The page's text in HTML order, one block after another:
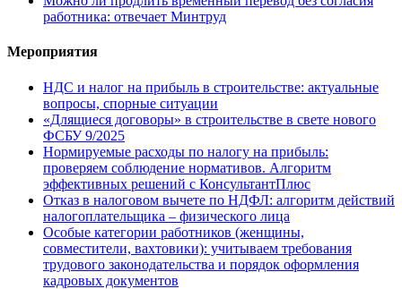
работника: отвечает Минтруд
Мероприятия
НДС и налог на прибыль в строительстве: актуальные
вопросы, спорные ситуации
«Длящиеся договоры» в строительстве в свете нового
ФСБУ 9/2025
Нормируемые расходы по налогу на прибыль:
проверяем соблюдение нормативов. Алгоритм
эффективных решений с КонсультантПлюс
Отказ в налоговом вычете по НДФЛ: алгоритм действий
налогоплательщика – физического лица
Особые категории работников (женщины,
совместители, вахтовики): учитываем требования
трудового законодательства и порядок оформления
кадровых документов